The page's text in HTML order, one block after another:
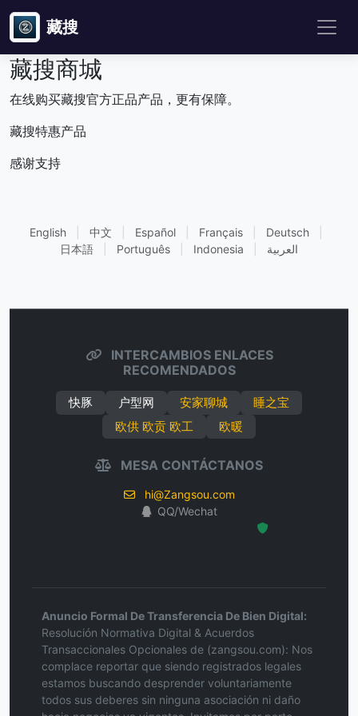
藏搜
藏搜商城
在线购买藏搜官方正品产品，更有保障。
藏搜特惠产品
感谢支持
English 中文 Español Français Deutsch
日本語
Português Indonesia العربية
INTERCAMBIOS ENLACES
RECOMENDADOS
快豚 户型网 安家聊城
睡之宝
欧供 欧贡 欧工
欧暖
MESA CONTÁCTANOS
hi@Zangsou.com
QQ/Wechat
Anuncio Formal De Transferencia De Bien Digital:
Resolución Normativa Digital & Acuerdos
Transaccionales Opcionales de (zangsou.com): Nos
complace reportar que siendo registrados legales
estamos buscando desprender voluntariamente
todos sus deberes sin ninguna asociación ni daño